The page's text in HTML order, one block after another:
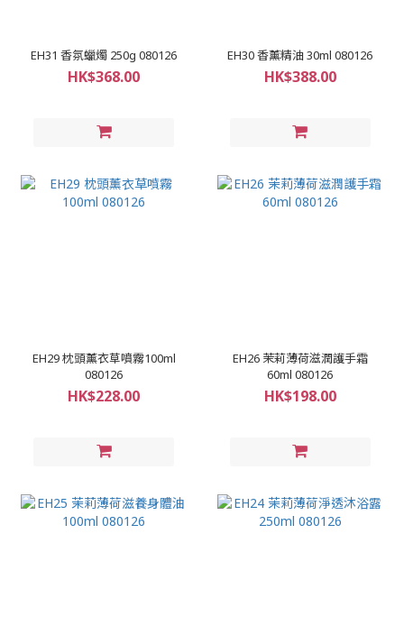
EH31 香氛蠟燭 250g 080126
HK$368.00
EH30 香薰精油 30ml 080126
HK$388.00
EH29 枕頭薰衣草噴霧100ml
080126
HK$228.00
EH26 茉莉薄荷滋潤護手霜
60ml 080126
HK$198.00